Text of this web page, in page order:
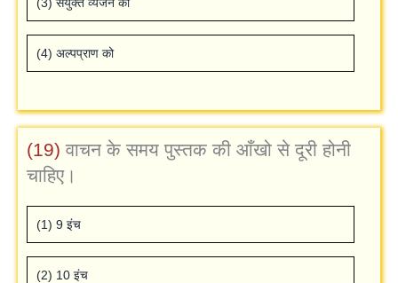
(3) संयुक्‍त व्‍यंजन को
(4) अल्‍पप्राण को
(19) वाचन के समय पुस्‍तक की आँखो से दूरी होनी
चाहिए।
(1) 9 इंच
(2) 10 इंच